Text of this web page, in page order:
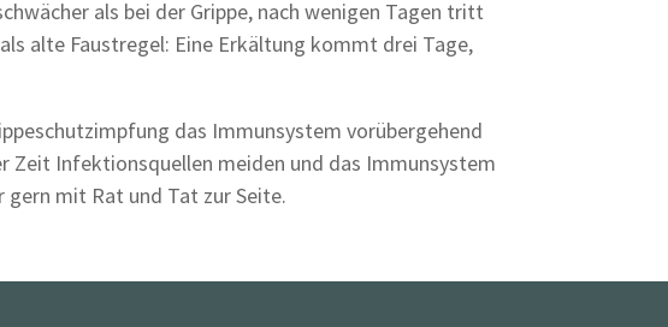
als bei der Grippe, nach wenigen Tagen tritt
alte Faustregel: Eine Erkältung kommt drei Tage,
das Immunsystem vorübergehend
Zeit Infektionsquellen meiden und das Immunsystem
mit Rat und Tat zur Seite.